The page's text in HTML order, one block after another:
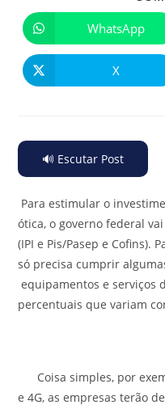
WhatsApp
X
🔊 Escutar Post
Para estimular o
ótica, o governo federal
(IPI e Pis/Pasep e Cofins).
só precisa cumprir
equipamentos e serviços
percentuais que variam
Coisa simples, por
e 4G, as empresas terão